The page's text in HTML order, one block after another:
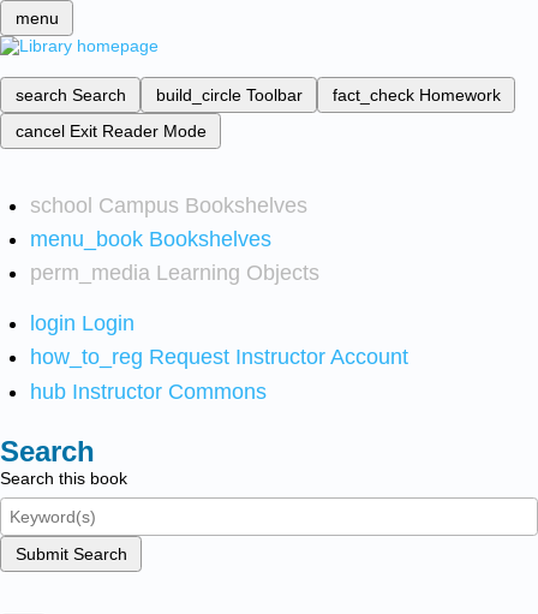
menu
search Search build_circle Toolbar fact_check Homework
cancel Exit Reader Mode
school Campus Bookshelves
menu_book Bookshelves
perm_media Learning Objects
login Login
how_to_reg Request Instructor Account
hub Instructor Commons
Search
Search this book
Submit Search